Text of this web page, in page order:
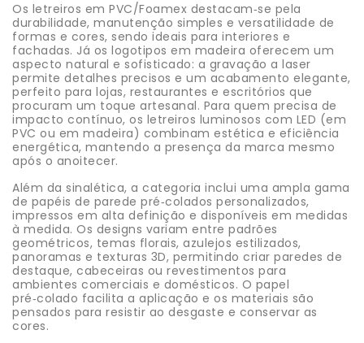
Os letreiros em PVC/Foamex destacam‑se pela
durabilidade, manutenção simples e versatilidade de
formas e cores, sendo ideais para interiores e
fachadas. Já os logotipos em madeira oferecem um
aspecto natural e sofisticado: a gravação a laser
permite detalhes precisos e um acabamento elegante,
perfeito para lojas, restaurantes e escritórios que
procuram um toque artesanal. Para quem precisa de
impacto contínuo, os letreiros luminosos com LED (em
PVC ou em madeira) combinam estética e eficiência
energética, mantendo a presença da marca mesmo
após o anoitecer.
Além da sinalética, a categoria inclui uma ampla gama
de papéis de parede pré‑colados personalizados,
impressos em alta definição e disponíveis em medidas
à medida. Os designs variam entre padrões
geométricos, temas florais, azulejos estilizados,
panoramas e texturas 3D, permitindo criar paredes de
destaque, cabeceiras ou revestimentos para
ambientes comerciais e domésticos. O papel
pré‑colado facilita a aplicação e os materiais são
pensados para resistir ao desgaste e conservar as
cores.